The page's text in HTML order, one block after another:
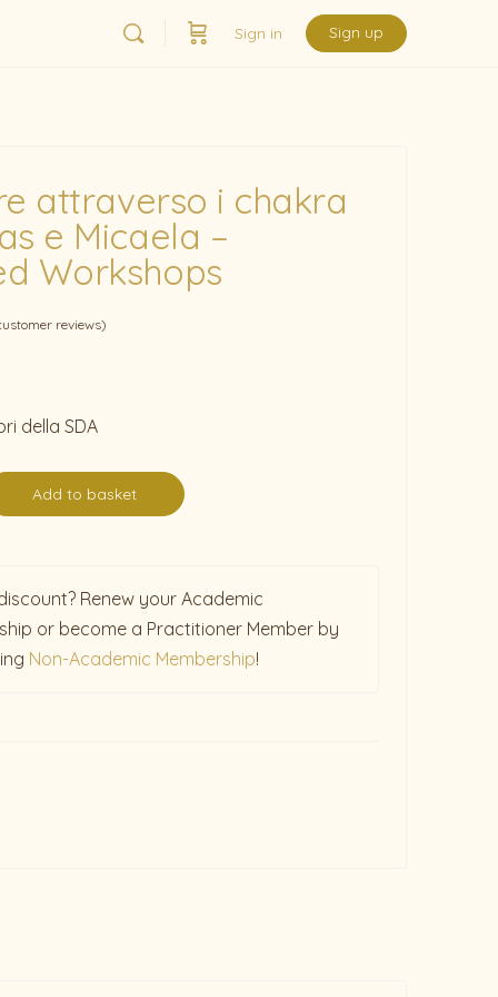
Sign in Sign up
attraverso i chakra
e Micaela –
Workshops
reviews)
della SDA
Add to basket
Renew your Academic
or become a Practitioner Member by
Non-Academic Membership!